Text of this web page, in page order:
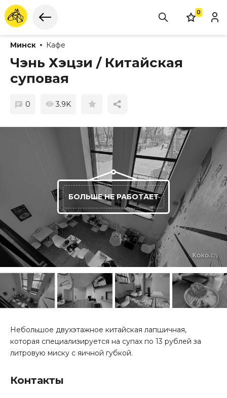
0
Минск Кафе
Чэнь Хэцзи / Китайская
суповая
0 3.9K
БОЛЬШЕ НЕ РАБОТАЕТ
Небольшое двухэтажное китайская лапшичная,
которая специализируется на супах по 13 рублей за
литровую миску с яичной губкой.
Контакты